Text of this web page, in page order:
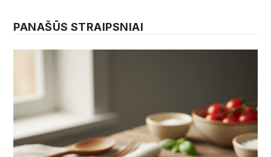
PANAŠŪS STRAIPSNIAI